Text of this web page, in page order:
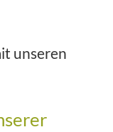
unseren